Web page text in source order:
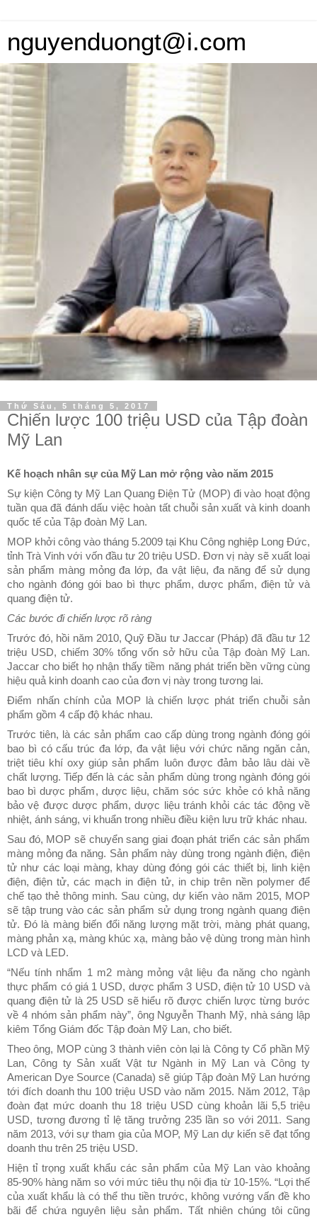
nguyenduongt@i.com
Thứ Sáu, 5 tháng 5, 2017
Chiến lược 100 triệu USD của Tập đoàn
Mỹ Lan
Kế hoạch nhân sự của Mỹ Lan mở rộng vào năm 2015
Sự kiện Công ty Mỹ Lan Quang Điện Tử (MOP) đi vào hoạt động
tuần qua đã đánh dấu việc hoàn tất chuỗi sản xuất và kinh doanh
quốc tế của Tập đoàn Mỹ Lan.
MOP khởi công vào tháng 5.2009 tại Khu Công nghiệp Long Đức,
tỉnh Trà Vinh với vốn đầu tư 20 triệu USD. Đơn vị này sẽ xuất loại
sản phẩm màng mỏng đa lớp, đa vật liệu, đa năng để sử dụng
cho ngành đóng gói bao bì thực phẩm, dược phẩm, điện tử và
quang điện tử.
Các bước đi chiến lược rõ ràng
Trước đó, hồi năm 2010, Quỹ Đầu tư Jaccar (Pháp) đã đầu tư 12
triệu USD, chiếm 30% tổng vốn sở hữu của Tập đoàn Mỹ Lan.
Jaccar cho biết họ nhận thấy tiềm năng phát triển bền vững cùng
hiệu quả kinh doanh cao của đơn vị này trong tương lai.
Điểm nhấn chính của MOP là chiến lược phát triển chuỗi sản
phẩm gồm 4 cấp độ khác nhau.
Trước tiên, là các sản phẩm cao cấp dùng trong ngành đóng gói
bao bì có cấu trúc đa lớp, đa vật liệu với chức năng ngăn cản,
triệt tiêu khí oxy giúp sản phẩm luôn được đảm bảo lâu dài về
chất lượng. Tiếp đến là các sản phẩm dùng trong ngành đóng gói
bao bì dược phẩm, dược liệu, chăm sóc sức khỏe có khả năng
bảo vệ được dược phẩm, dược liệu tránh khỏi các tác động về
nhiệt, ánh sáng, vi khuẩn trong nhiều điều kiện lưu trữ khác nhau.
Sau đó, MOP sẽ chuyển sang giai đoạn phát triển các sản phẩm
màng mỏng đa năng. Sản phẩm này dùng trong ngành điện, điện
tử như các loại màng, khay dùng đóng gói các thiết bị, linh kiện
điện, điện tử, các mạch in điện tử, in chip trên nền polymer để
chế tạo thẻ thông minh. Sau cùng, dự kiến vào năm 2015, MOP
sẽ tập trung vào các sản phẩm sử dụng trong ngành quang điện
tử. Đó là màng biến đổi năng lượng mặt trời, màng phát quang,
màng phản xạ, màng khúc xạ, màng bảo vệ dùng trong màn hình
LCD và LED.
“Nếu tính nhẩm 1 m2 màng mỏng vật liệu đa năng cho ngành
thực phẩm có giá 1 USD, dược phẩm 3 USD, điện tử 10 USD và
quang điện tử là 25 USD sẽ hiểu rõ được chiến lược từng bước
về 4 nhóm sản phẩm này”, ông Nguyễn Thanh Mỹ, nhà sáng lập
kiêm Tổng Giám đốc Tập đoàn Mỹ Lan, cho biết.
Theo ông, MOP cùng 3 thành viên còn lại là Công ty Cổ phần Mỹ
Lan, Công ty Sản xuất Vật tư Ngành in Mỹ Lan và Công ty
American Dye Source (Canada) sẽ giúp Tập đoàn Mỹ Lan hướng
tới đích doanh thu 100 triệu USD vào năm 2015. Năm 2012, Tập
đoàn đạt mức doanh thu 18 triệu USD cùng khoản lãi 5,5 triệu
USD, tương đương tỉ lệ tăng trưởng 235 lần so với 2011. Sang
năm 2013, với sự tham gia của MOP, Mỹ Lan dự kiến sẽ đạt tổng
doanh thu trên 25 triệu USD.
Hiện tỉ trọng xuất khẩu các sản phẩm của Mỹ Lan vào khoảng
85-90% hàng năm so với mức tiêu thụ nội địa từ 10-15%. “Lợi thế
của xuất khẩu là có thể thu tiền trước, không vướng vấn đề kho
bãi để chứa nguyên liệu sản phẩm. Tất nhiên chúng tôi cũng